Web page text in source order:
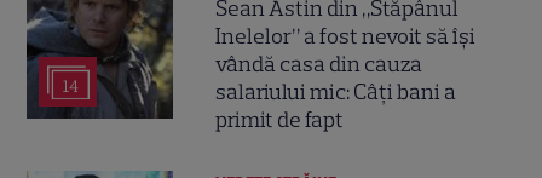
14
Sean Astin din „Stăpânul
Inelelor” a fost nevoit să își
vândă casa din cauza
salariului mic: Câți bani a
primit de fapt